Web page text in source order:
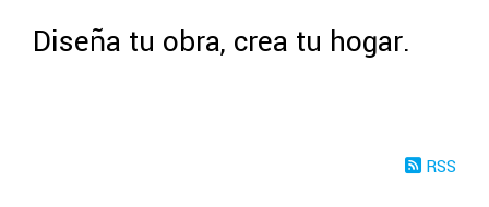
Diseña tu obra, crea tu hogar.
RSS